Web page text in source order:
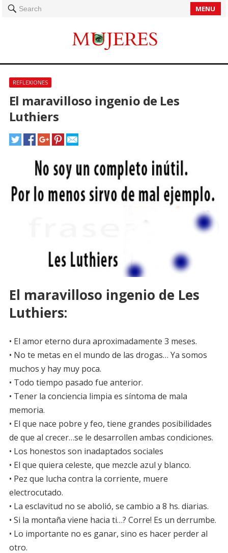
Search MENU
REFLEXIONES
El maravilloso ingenio de Les
Luthiers
El maravilloso ingenio de Les
Luthiers:
• El amor eterno dura aproximadamente 3 meses.
• No te metas en el mundo de las drogas… Ya somos
muchos y hay muy poca.
• Todo tiempo pasado fue anterior.
• Tener la conciencia limpia es síntoma de mala
memoria.
• El que nace pobre y feo, tiene grandes posibilidades
de que al crecer…se le desarrollen ambas condiciones.
• Los honestos son inadaptados sociales
• El que quiera celeste, que mezcle azul y blanco.
• Pez que lucha contra la corriente, muere
electrocutado.
• La esclavitud no se abolió, se cambio a 8 hs. diarias.
• Si la montaña viene hacia ti…? Corre! Es un derrumbe.
• Lo importante no es ganar, sino es hacer perder al
otro.